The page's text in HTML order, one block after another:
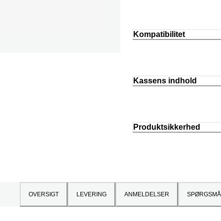
Kompatibilitet
Kassens indhold
Produktsikkerhed
OVERSIGT LEVERING ANMELDELSER